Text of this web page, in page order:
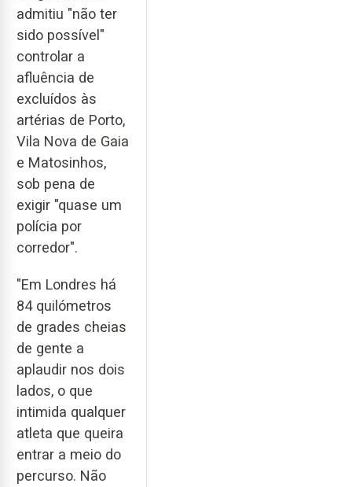
admitiu "não ter
sido possível"
controlar a
afluência de
excluídos às
artérias de Porto,
Vila Nova de Gaia
e Matosinhos,
sob pena de
exigir "quase um
polícia por
corredor".
"Em Londres há
84 quilómetros
de grades cheias
de gente a
aplaudir nos dois
lados, o que
intimida qualquer
atleta que queira
entrar a meio do
percurso. Não